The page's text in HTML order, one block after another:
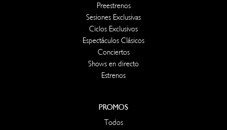
Preestrenos
Sesiones Exclusivas
Ciclos Exclusivos
Espectáculos Clásicos
Conciertos
Shows en directo
Estrenos
PROMOS
Todos